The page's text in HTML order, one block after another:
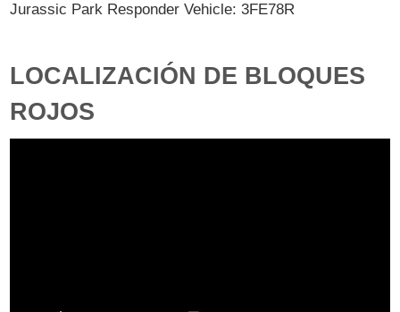
Jurassic Park Responder Vehicle: 3FE78R
LOCALIZACIÓN DE BLOQUES
ROJOS